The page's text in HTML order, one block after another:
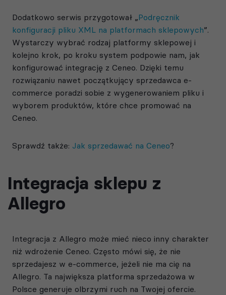
Dodatkowo serwis przygotował „Podręcznik
konfiguracji pliku XML na platformach sklepowych”.
Wystarczy wybrać rodzaj platformy sklepowej i
kolejno krok, po kroku system podpowie nam, jak
konfigurować integrację z Ceneo. Dzięki temu
rozwiązaniu nawet początkujący sprzedawca e-
commerce poradzi sobie z wygenerowaniem pliku i
wyborem produktów, które chce promować na
Ceneo.
Sprawdź także: Jak sprzedawać na Ceneo?
Integracja sklepu z
Allegro
Integracja z Allegro może mieć nieco inny charakter
niż wdrożenie Ceneo. Często mówi się, że nie
sprzedajesz w e-commerce, jeżeli nie ma cię na
Allegro. Ta największa platforma sprzedażowa w
Polsce generuje olbrzymi ruch na Twojej ofercie.